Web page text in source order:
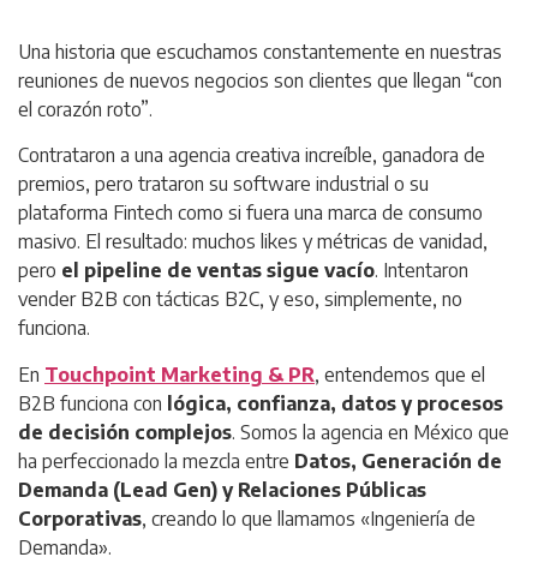
Una historia que escuchamos constantemente en nuestras
reuniones de nuevos negocios son clientes que llegan “con
el corazón roto”.
Contrataron a una agencia creativa increíble, ganadora de
premios, pero trataron su software industrial o su
plataforma Fintech como si fuera una marca de consumo
masivo. El resultado: muchos likes y métricas de vanidad,
pero el pipeline de ventas sigue vacío. Intentaron
vender B2B con tácticas B2C, y eso, simplemente, no
funciona.
En Touchpoint Marketing & PR, entendemos que el
B2B funciona con lógica, confianza, datos y procesos
de decisión complejos. Somos la agencia en México que
ha perfeccionado la mezcla entre Datos, Generación de
Demanda (Lead Gen) y Relaciones Públicas
Corporativas, creando lo que llamamos «Ingeniería de
Demanda».